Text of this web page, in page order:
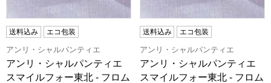
送料込み エコ包装
アンリ・シャルパンティエ
アンリ・シャルパンティエ
スマイルフォー東北 - フロム
送料込み エコ包装
アンリ・シャルパンティエ
アンリ・シャルパンティエ
スマイルフォー東北 - フロム